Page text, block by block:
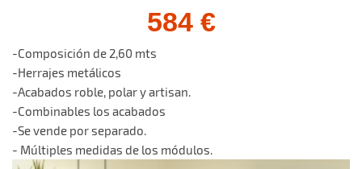
584 €
-Composición de 2,60 mts
-Herrajes metálicos
-Acabados roble, polar y artisan.
-Combinables los acabados
-Se vende por separado.
- Múltiples medidas de los módulos.